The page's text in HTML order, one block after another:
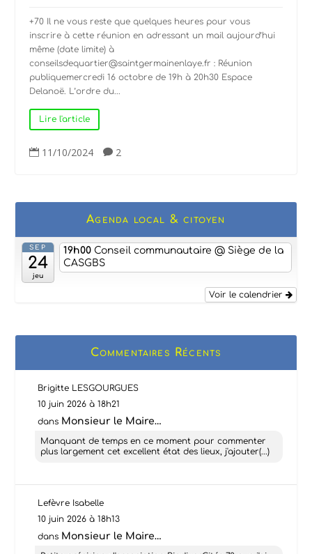
+70 Il ne vous reste que quelques heures pour vous
inscrire à cette réunion en adressant un mail aujourd’hui
même (date limite) à
conseilsdequartier@saintgermainenlaye.fr : Réunion
publiquemercredi 16 octobre de 19h à 20h30 Espace
Delanoë. L’ordre du...
Lire l'article
 11/10/2024  2
Agenda local & citoyen
SEP
24
jeu
19h00Conseil communautaire@ Siège de la
CASGBS
Voir le calendrier
Commentaires Récents
Brigitte LESGOURGUES
10 juin 2026 à 18h21
dans Monsieur le Maire…
Manquant de temps en ce moment pour commenter
plus largement cet excellent état des lieux, j'ajouter(...)
Lefèvre Isabelle
10 juin 2026 à 18h13
dans Monsieur le Maire…